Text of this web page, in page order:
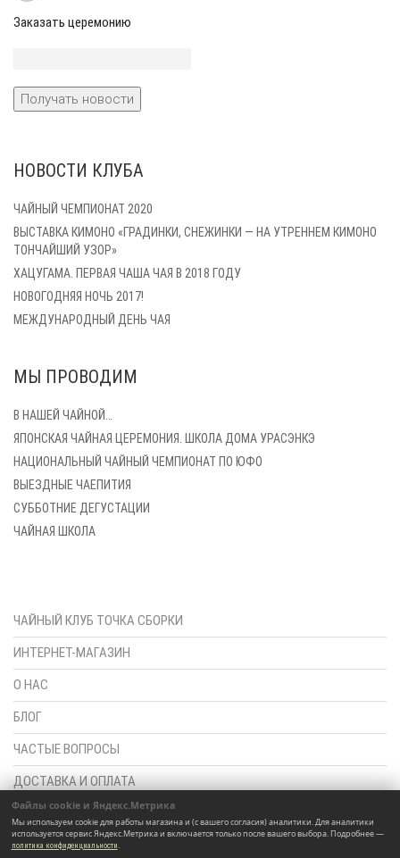
Заказать церемонию
НОВОСТИ КЛУБА
ЧАЙНЫЙ ЧЕМПИОНАТ 2020
ВЫСТАВКА КИМОНО «ГРАДИНКИ, СНЕЖИНКИ — НА УТРЕННЕМ КИМОНО
ТОНЧАЙШИЙ УЗОР»
ХАЦУГАМА. ПЕРВАЯ ЧАША ЧАЯ В 2018 ГОДУ
НОВОГОДНЯЯ НОЧЬ 2017!
МЕЖДУНАРОДНЫЙ ДЕНЬ ЧАЯ
МЫ ПРОВОДИМ
В НАШЕЙ ЧАЙНОЙ…
ЯПОНСКАЯ ЧАЙНАЯ ЦЕРЕМОНИЯ. ШКОЛА ДОМА УРАСЭНКЭ
НАЦИОНАЛЬНЫЙ ЧАЙНЫЙ ЧЕМПИОНАТ ПО ЮФО
ВЫЕЗДНЫЕ ЧАЕПИТИЯ
СУББОТНИЕ ДЕГУСТАЦИИ
ЧАЙНАЯ ШКОЛА
ЧАЙНЫЙ КЛУБ ТОЧКА СБОРКИ
ИНТЕРНЕТ-МАГАЗИН
О НАС
БЛОГ
ЧАСТЫЕ ВОПРОСЫ
ДОСТАВКА И ОПЛАТА
ПОЛИТИКА КОНФИДЕНЦИАЛЬНОСТИ
КОНТАКТЫ
Файлы cookie и Яндекс.Метрика
Мы используем cookie для работы магазина и (с вашего согласия) аналитики. Для аналитики
используется сервис Яндекс.Метрика и включается только после вашего выбора. Подробнее —
политика конфиденциальности